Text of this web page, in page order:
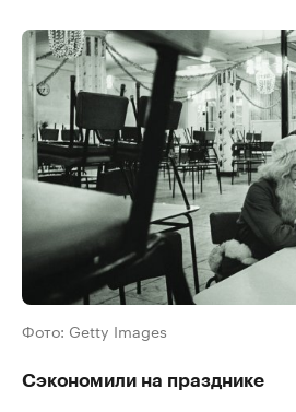
Фото: Getty Images
Сэкономили на празднике